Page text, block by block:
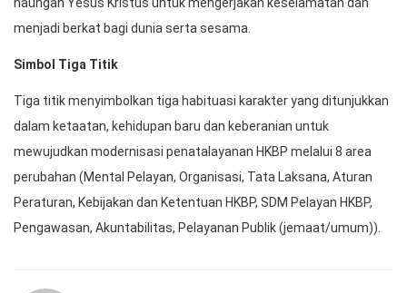
menjadi berkat bagi dunia serta sesama.
Simbol Tiga Titik
Tiga titik menyimbolkan tiga habituasi karakter yang ditunjukkan
dalam ketaatan, kehidupan baru dan keberanian untuk
mewujudkan modernisasi penatalayanan HKBP melalui 8 area
perubahan (Mental Pelayan, Organisasi, Tata Laksana, Aturan
Peraturan, Kebijakan dan Ketentuan HKBP, SDM Pelayan HKBP,
Pengawasan, Akuntabilitas, Pelayanan Publik (jemaat/umum)).